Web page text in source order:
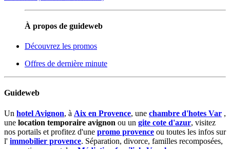
À propos de guideweb
Découvrez les promos
Offres de dernière minute
Guideweb
Un hotel Avignon, à Aix en Provence, une chambre d'hotes Var ,
une location temporaire avignon ou un gite cote d'azur, visitez
nos portails et profitez d'une promo provence ou toutes les infos sur
l' immobilier provence. Séparation, divorce, familles recomposées,